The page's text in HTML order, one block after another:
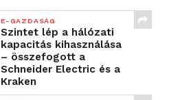
E-GAZDASÁG
Szintet lép a hálózati
kapacitás kihasználása
– összefogott a
Schneider Electric és a
Kraken